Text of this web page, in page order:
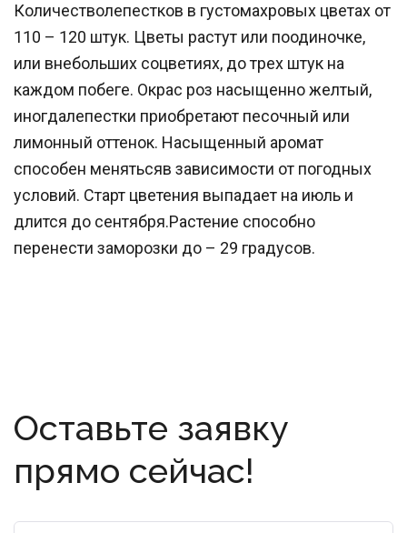
Количестволепестков в густомахровых цветах от
110 – 120 штук. Цветы растут или поодиночке,
или внебольших соцветиях, до трех штук на
каждом побеге. Окрас роз насыщенно желтый,
иногдалепестки приобретают песочный или
лимонный оттенок. Насыщенный аромат
способен менятьсяв зависимости от погодных
условий. Старт цветения выпадает на июль и
длится до сентября.Растение способно
перенести заморозки до – 29 градусов.
Оставьте заявку
прямо сейчас!